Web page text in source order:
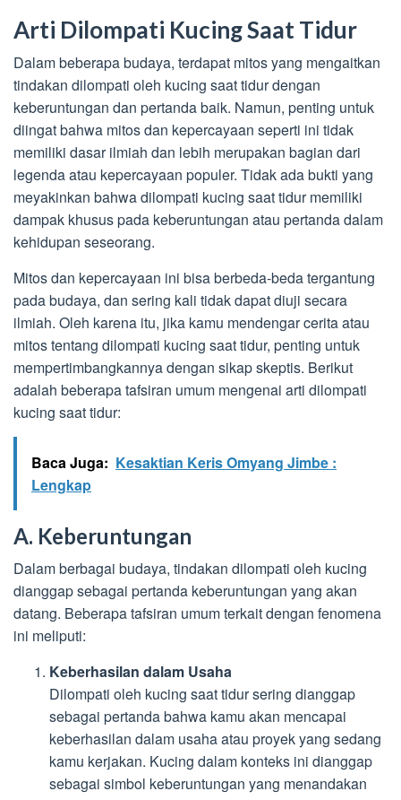
Arti Dilompati Kucing Saat Tidur
Dalam beberapa budaya, terdapat mitos yang mengaitkan
tindakan dilompati oleh kucing saat tidur dengan
keberuntungan dan pertanda baik. Namun, penting untuk
diingat bahwa mitos dan kepercayaan seperti ini tidak
memiliki dasar ilmiah dan lebih merupakan bagian dari
legenda atau kepercayaan populer. Tidak ada bukti yang
meyakinkan bahwa dilompati kucing saat tidur memiliki
dampak khusus pada keberuntungan atau pertanda dalam
kehidupan seseorang.
Mitos dan kepercayaan ini bisa berbeda-beda tergantung
pada budaya, dan sering kali tidak dapat diuji secara
ilmiah. Oleh karena itu, jika kamu mendengar cerita atau
mitos tentang dilompati kucing saat tidur, penting untuk
mempertimbangkannya dengan sikap skeptis. Berikut
adalah beberapa tafsiran umum mengenai arti dilompati
kucing saat tidur:
Baca Juga: Kesaktian Keris Omyang Jimbe :
Lengkap
A. Keberuntungan
Dalam berbagai budaya, tindakan dilompati oleh kucing
dianggap sebagai pertanda keberuntungan yang akan
datang. Beberapa tafsiran umum terkait dengan fenomena
ini meliputi:
Keberhasilan dalam Usaha
Dilompati oleh kucing saat tidur sering dianggap
sebagai pertanda bahwa kamu akan mencapai
keberhasilan dalam usaha atau proyek yang sedang
kamu kerjakan. Kucing dalam konteks ini dianggap
sebagai simbol keberuntungan yang menandakan